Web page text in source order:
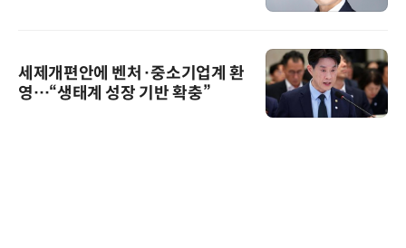
세제개편안에 벤처·중소기업계 환
영…“생태계 성장 기반 확충”